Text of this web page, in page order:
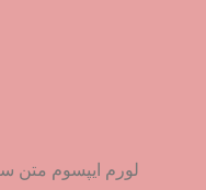
لورم ایپسوم متن